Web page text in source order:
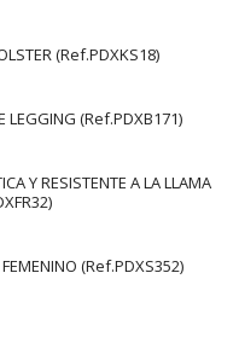
(Ref.PDXKS18)
LEGGING (Ref.PDXB171)
Y RESISTENTE A LA LLAMA
(Ref.PDXS352)